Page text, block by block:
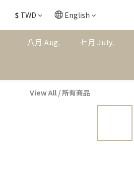
$ TWD English
八月 Aug. 七月 July.
View All /所有商品